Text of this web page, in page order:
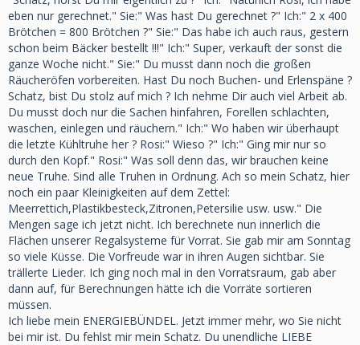
eben nur gerechnet." Sie:" Was hast Du gerechnet ?" Ich:" 2 x 400
Brötchen = 800 Brötchen ?" Sie:" Das habe ich auch raus, gestern
schon beim Bäcker bestellt !!!" Ich:" Super, verkauft der sonst die
ganze Woche nicht." Sie:" Du musst dann noch die großen
Räucheröfen vorbereiten. Hast Du noch Buchen- und Erlenspäne ?
Schatz, bist Du stolz auf mich ? Ich nehme Dir auch viel Arbeit ab.
Du musst doch nur die Sachen hinfahren, Forellen schlachten,
waschen, einlegen und räuchern." Ich:" Wo haben wir überhaupt
die letzte Kühltruhe her ? Rosi:" Wieso ?" Ich:" Ging mir nur so
durch den Kopf." Rosi:" Was soll denn das, wir brauchen keine
neue Truhe. Sind alle Truhen in Ordnung. Ach so mein Schatz, hier
noch ein paar Kleinigkeiten auf dem Zettel:
Meerrettich,Plastikbesteck,Zitronen,Petersilie usw. usw." Die
Mengen sage ich jetzt nicht. Ich berechnete nun innerlich die
Flächen unserer Regalsysteme für Vorrat. Sie gab mir am Sonntag
so viele Küsse. Die Vorfreude war in ihren Augen sichtbar. Sie
trällerte Lieder. Ich ging noch mal in den Vorratsraum, gab aber
dann auf, für Berechnungen hätte ich die Vorräte sortieren
müssen.
Ich liebe mein ENERGIEBÜNDEL. Jetzt immer mehr, wo Sie nicht
bei mir ist. Du fehlst mir mein Schatz. Du unendliche LIEBE